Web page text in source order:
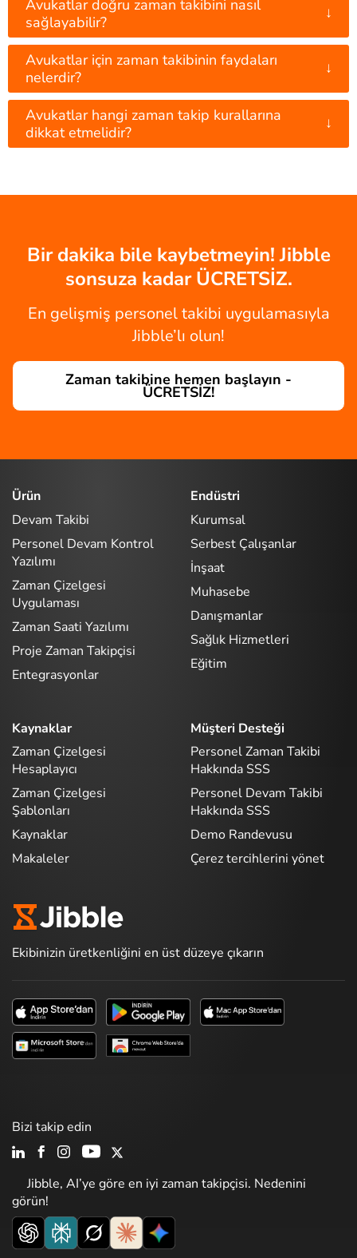
Avukatlar doğru zaman takibini nasıl
sağlayabilir?
↓
Avukatlar için zaman takibinin faydaları
nelerdir?
↓
Avukatlar hangi zaman takip kurallarına
dikkat etmelidir?
↓
Bir dakika bile kaybetmeyin! Jibble
sonsuza kadar ÜCRETSİZ.
En gelişmiş personel takibi uygulamasıyla
Jibble’lı olun!
Zaman takibine hemen başlayın -
ÜCRETSİZ!
Ürün
Devam Takibi
Personel Devam Kontrol
Yazılımı
Zaman Çizelgesi
Uygulaması
Zaman Saati Yazılımı
Proje Zaman Takipçisi
Entegrasyonlar
Endüstri
Kurumsal
Serbest Çalışanlar
İnşaat
Muhasebe
Danışmanlar
Sağlık Hizmetleri
Eğitim
Kaynaklar
Zaman Çizelgesi
Hesaplayıcı
Zaman Çizelgesi
Şablonları
Kaynaklar
Makaleler
Müşteri Desteği
Personel Zaman Takibi
Hakkında SSS
Personel Devam Takibi
Hakkında SSS
Demo Randevusu
Çerez tercihlerini yönet
Ekibinizin üretkenliğini en üst düzeye çıkarın
Jibble, AI’ye göre en iyi zaman takipçisi. Nedenini
görün!
Bizi takip edin